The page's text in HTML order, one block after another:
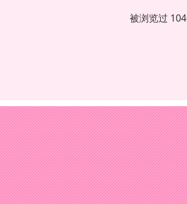
被浏览过